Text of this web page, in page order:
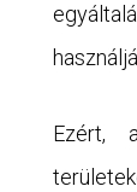
Ezért,